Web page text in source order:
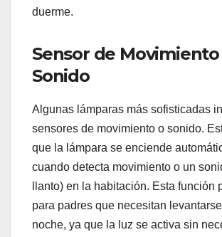
duerme.
Sensor de
Sonido
Algunas lámparas más sofisticadas
sensores de movimiento o sonido.
que la lámpara se enciende
cuando detecta movimiento o un
llanto) en la habitación. Esta función
para padres que necesitan
noche, ya que la luz se activa sin